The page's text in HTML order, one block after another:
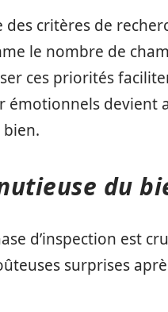
critères de
le nombre de
ces priorités
émotionnels devient
du
d’inspection est
surprises